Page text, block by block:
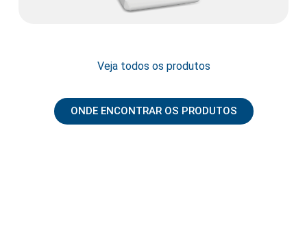
Veja todos os produtos
ONDE ENCONTRAR OS PRODUTOS